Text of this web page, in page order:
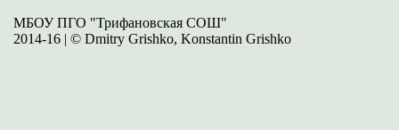
МБОУ ПГО "Трифановская СОШ"
2014-16 | © Dmitry Grishko, Konstantin Grishko